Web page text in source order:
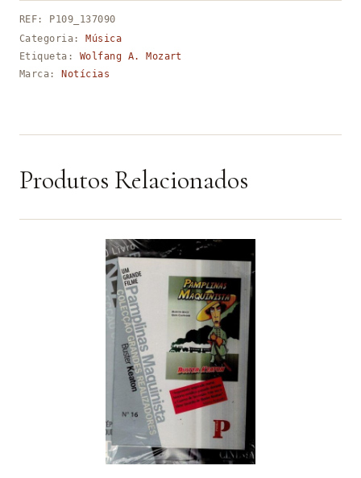
REF:
P109_137090
Categoria:Música
Etiqueta: Wolfang A. Mozart
Marca:Notícias
Produtos Relacionados